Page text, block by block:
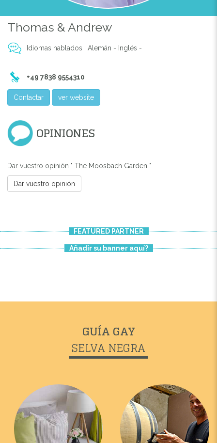
Thomas & Andrew
Idiomas hablados : Alemán - Inglés -
+49 7838 9554310
Contactar ver website
OPINIONES
Dar vuestro opinión " The Moosbach Garden "
Dar vuestro opinión
FEATURED PARTNER
Añadir su banner aquí?
GUÍA GAY
SELVA NEGRA